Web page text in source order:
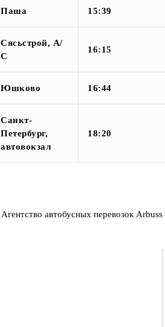
Паша 15:39
Сясьстрой, А/
С
16:15
Юшково 16:44
Санкт-
Петербург,
автовокзал
18:20
Агентство автобусных перевозок Arbuss